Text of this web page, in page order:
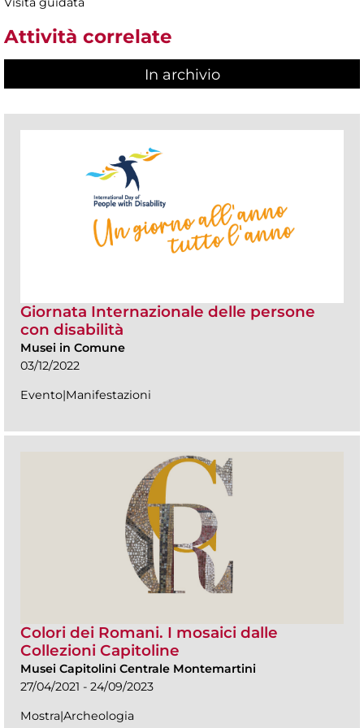
Attività correlate
In archivio
Giornata Internazionale delle persone
con disabilità
Musei in Comune
03/12/2022
Evento|Manifestazioni
Colori dei Romani. I mosaici dalle
Collezioni Capitoline
Musei Capitolini Centrale Montemartini
27/04/2021 - 24/09/2023
Mostra|Archeologia